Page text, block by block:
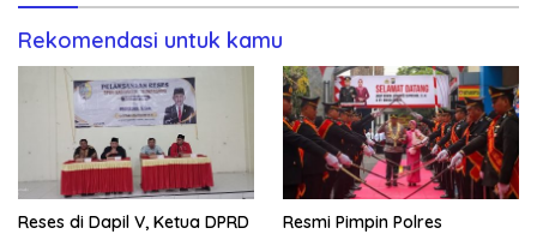
Rekomendasi untuk kamu
Reses di Dapil V, Ketua DPRD
Resmi Pimpin Polres